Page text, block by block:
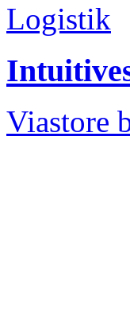
Logistik
Viastore